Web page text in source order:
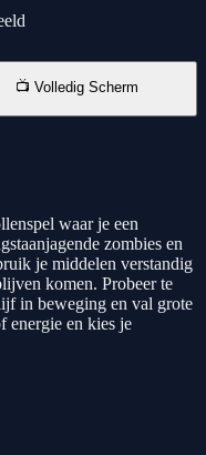
📺 Volledig Scherm
waar je een
zombies en
je middelen verstandig
komen. Probeer te
in beweging en val grote
energie en kies je